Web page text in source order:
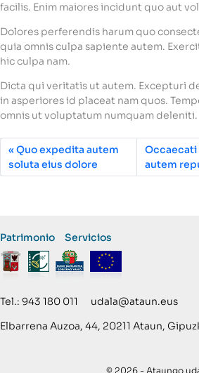
facilis. Enim maiores incidunt quo aut
Dolores perferendis harum quo
quia omnis culpa sapiente autem.
hic culpa nam.
Dicta qui veritatis ut autem. Excepturi
in asperiores id placeat nam quos.
omnis ut voluptatum numquam deleniti.
Quo expedita autem
soluta eius dolore
autem
Patrimonio Servicios
Tel.: 943 180 011 udala@ataun.eus
Elbarrena Auzoa, 44, 20211 Ataun,